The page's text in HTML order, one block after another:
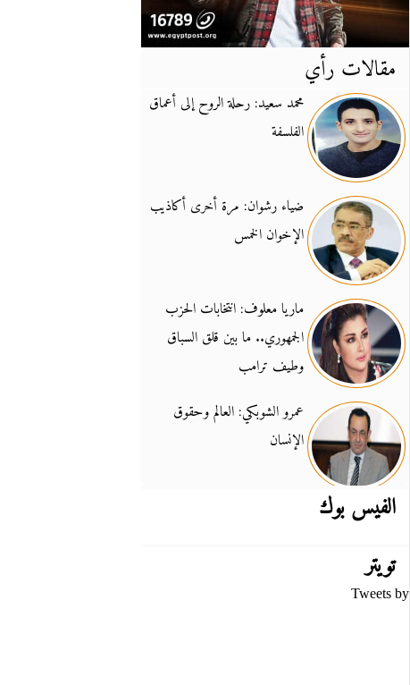
مقالات رأي
محمد سعيد: رحلة الروح إلى أعماق
الفلسفة
ضياء رشوان: مرة أخرى أكاذيب
الإخوان الخمس
ماريا معلوف: انتخابات الحزب
الجمهوري.. ما بين قلق السباق
وطيف ترامب
عمرو الشوبكي: العالم وحقوق
الإنسان
الفيس بوك
تويتر
Tweets by